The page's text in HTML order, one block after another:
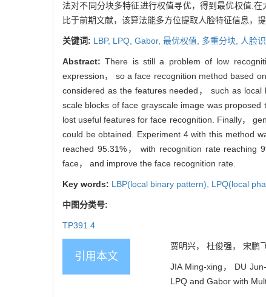
法对不同分块多特征进行权值寻优，得到最优权值.
比于前期文献，该算法能多方位提取人脸特征信息，
关键词: LBP, LPQ, Gabor, 最优权值, 多重分块, 人脸识
Abstract:There is still a problem of low
expression， so a face recognition method based
considered as the features needed， such as
scale blocks of face grayscale image was
lost useful features for face recognition. Finally，
could be obtained. Experiment 4 with this method
reached 95.31%， with recognition rate reaching
face， and improve the face recognition rate.
Key words: LBP(local binary pattern), LPQ(local
中图分类号:
TP391.4
引用本文
贾明兴， 杜俊强， 宋鹏
JIA Ming-xing， DU
LPQ and Gabor with